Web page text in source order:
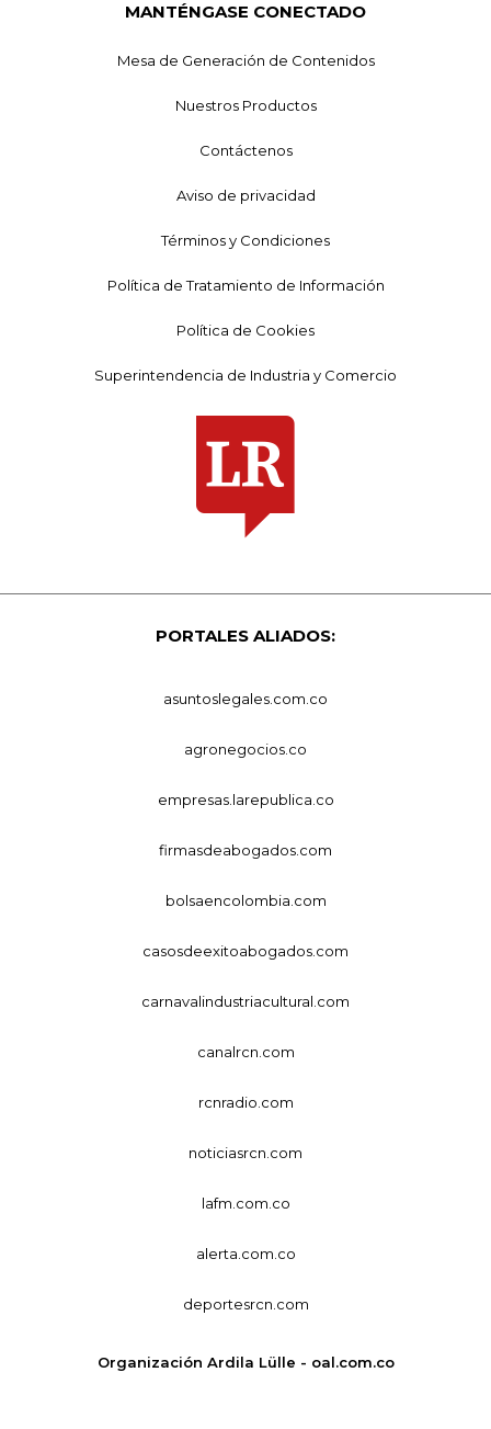
MANTÉNGASE CONECTADO
Mesa de Generación de Contenidos
Nuestros Productos
Contáctenos
Aviso de privacidad
Términos y Condiciones
Política de Tratamiento de Información
Política de Cookies
Superintendencia de Industria y Comercio
PORTALES ALIADOS:
asuntoslegales.com.co
agronegocios.co
empresas.larepublica.co
firmasdeabogados.com
bolsaencolombia.com
casosdeexitoabogados.com
carnavalindustriacultural.com
canalrcn.com
rcnradio.com
noticiasrcn.com
lafm.com.co
alerta.com.co
deportesrcn.com
Organización Ardila Lülle - oal.com.co